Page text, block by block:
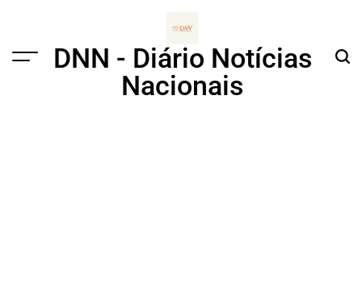
Menu
DNN - Diário Notícias
Nacionais